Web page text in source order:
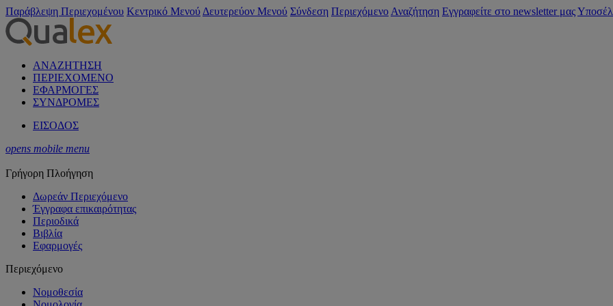
Παράβλεψη Περιεχομένου Κεντρικό Μενού Δευτερεύον Μενού Σύνδεση Περιεχόμενο Αναζήτηση Εγγραφείτε στο newsletter μας
ΑΝΑΖΗΤΗΣΗ
ΠΕΡΙΕΧΟΜΕΝΟ
ΕΦΑΡΜΟΓΕΣ
ΣΥΝΔΡΟΜΕΣ
ΕΙΣΟΔΟΣ
opens mobile menu
Γρήγορη Πλοήγηση
Δωρεάν Περιεχόμενο
Έγγραφα επικαιρότητας
Περιοδικά
Βιβλία
Εφαρμογές
Περιεχόμενο
Νομοθεσία